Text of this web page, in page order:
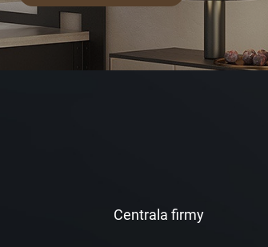
Centrala firmy